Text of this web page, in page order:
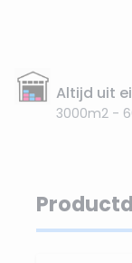
Altijd uit
3000m2 -